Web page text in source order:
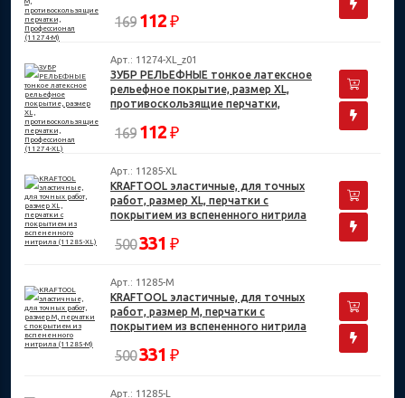
169 112 ₽
Арт.: 11274-XL_z01
ЗУБР РЕЛЬЕФНЫЕ тонкое латексное
рельефное покрытие, размер XL,
противоскользящие перчатки,
169 112 ₽
Арт.: 11285-XL
KRAFTOOL эластичные, для точных
работ, размер XL, перчатки с
покрытием из вспененного нитрила
500331 ₽
Арт.: 11285-M
KRAFTOOL эластичные, для точных
работ, размер M, перчатки с
покрытием из вспененного нитрила
500331 ₽
Арт.: 11285-L